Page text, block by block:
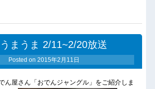
まうま 2/11~2/20放送
Posted on 2015年2月11日
ん屋さん「おでんジャングル」をご紹介しま